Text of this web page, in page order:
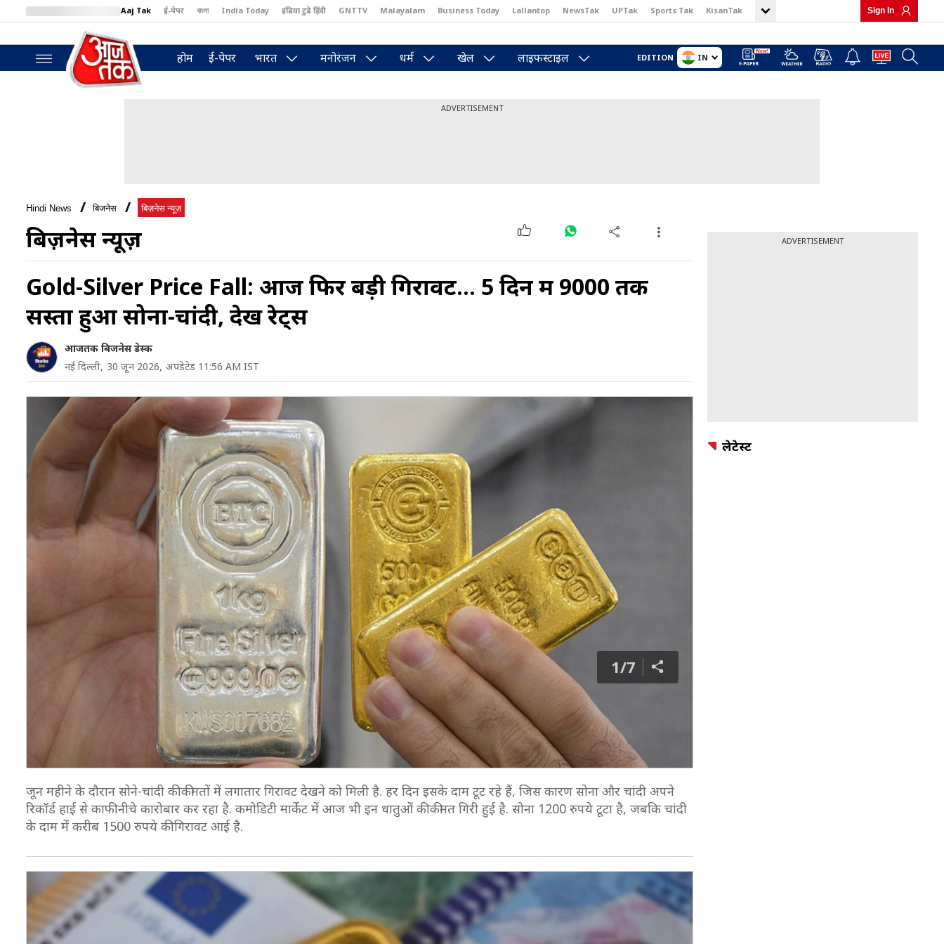
Aaj Tak ई-पेपर বাংলা India Today इंडिया टुडे हिंदी GNTTV Malayalam Business Today Lallantop NewsTak UPTak Sports Tak KisanTak
BT Bazaar
Sign In
होम ई-पेपर भारत मनोरंजन धर्म खेल लाइफस्टाइल EDITION IN
ADVERTISEMENT
Hindi News बिजनेस बिज़नेस न्यूज़
बिज़नेस न्यूज़
Gold-Silver Price Fall: आज फिर बड़ी गिरावट... 5 दिन में ₹9000 तक
सस्‍ता हुआ सोना-चांदी, देखें रेट्स
आजतक बिजनेस डेस्क
नई दिल्‍ली, 30 जून 2026, अपडेटेड 11:56 AM IST
1/7
जून महीने के दौरान सोने-चांदी की कीमतों में लगातार गिरावट देखने को मिली है. हर दिन इसके दाम टूट रहे हैं, जिस कारण सोना और चांदी अपने
रिकॉर्ड हाई से काफी नीचे कारोबार कर रहा है. कमोडिटी मार्केट में आज भी इन धातुओं की कीमत गिरी हुई है. सोना 1200 रुपये टूटा है, जबकि चांदी
के दाम में करीब 1500 रुपये की गिरावट आई है.
ADVERTISEMENT
लेटेस्ट